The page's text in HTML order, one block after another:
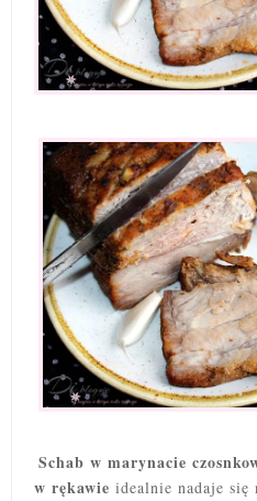
Schab w marynacie
w rękawie idealnie nadaje się